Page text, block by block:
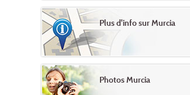
Plus d'info sur Murcia
Photos Murcia